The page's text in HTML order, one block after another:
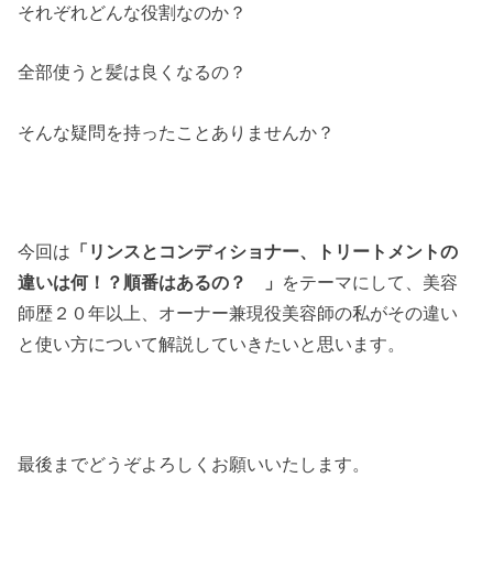
それぞれどんな役割なのか？
全部使うと髪は良くなるの？
そんな疑問を持ったことありませんか？
今回は 「リンスとコンディショナー、トリートメントの
違いは何！？順番はあるの？ 」 をテーマにして、美容
師歴２０年以上、オーナー兼現役美容師の私がその違い
と使い方について解説していきたいと思います。
最後までどうぞよろしくお願いいたします。